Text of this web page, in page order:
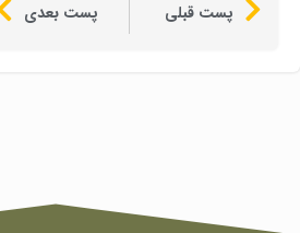
پست قبلی پست بعدی